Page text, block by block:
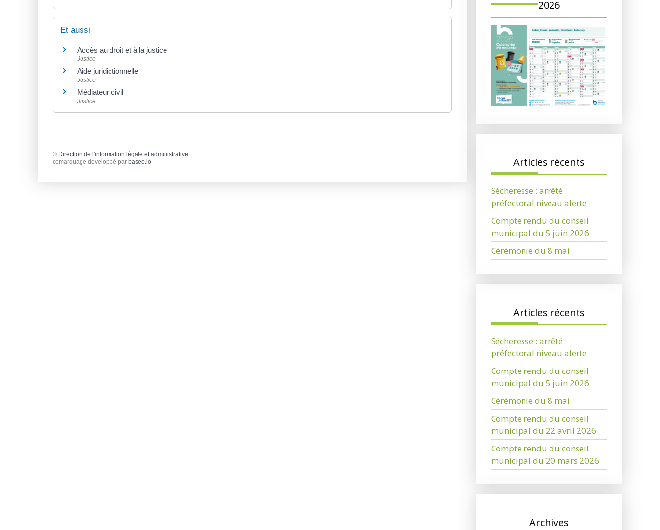
Et aussi
Accès au droit et à la justice
Justice
Aide juridictionnelle
Justice
Médiateur civil
Justice
© Direction de l'information légale et administrative
comarquage developpé par baseo.io
2026
Articles récents
Sécheresse : arrêté
préfectoral niveau alerte
Compte rendu du conseil
municipal du 5 juin 2026
Cérémonie du 8 mai
Articles récents
Sécheresse : arrêté
préfectoral niveau alerte
Compte rendu du conseil
municipal du 5 juin 2026
Cérémonie du 8 mai
Compte rendu du conseil
municipal du 22 avril 2026
Compte rendu du conseil
municipal du 20 mars 2026
Archives